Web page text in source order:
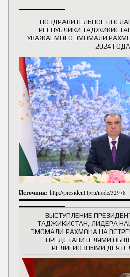
ПОЗДРАВИТЕЛЬНОЕ
РЕСПУБЛИКИ
УВАЖАЕМОГО ЭМОМАЛИ
2024 ГОДА
Источник: http://president.tj/ru/node/32978
ВЫСТУПЛЕНИЕ
ТАДЖИКИСТАН, ЛИДЕРА
ЭМОМАЛИ РАХМОНА НА
ПРЕДСТАВИТЕЛЯМИ
РЕЛИГИОЗНЫМИ